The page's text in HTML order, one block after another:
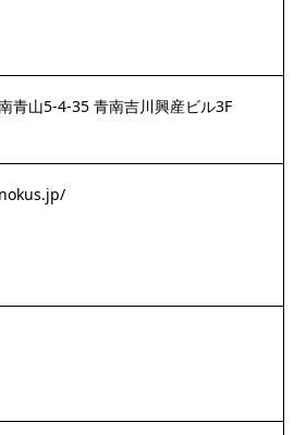
青山5-4-35 青南吉川興産ビル3F